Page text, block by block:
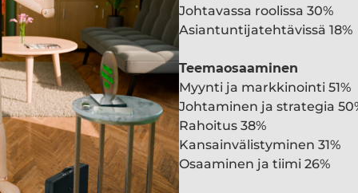
Johtavassa roolissa 30%
Asiantuntijatehtävissä 18%
Teemaosaaminen
Myynti ja markkinointi 51%
Johtaminen ja strategia
Rahoitus 38%
Kansainvälistyminen 31%
Osaaminen ja tiimi 26%